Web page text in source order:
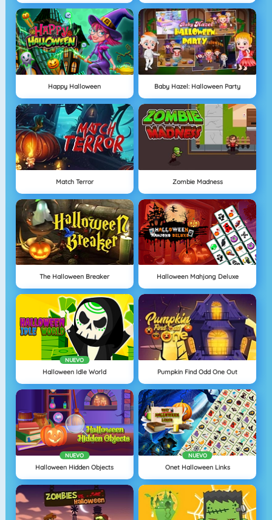
Happy Halloween Baby Hazel: Halloween Party
Match Terror Zombie Madness
The Halloween Breaker Halloween Mahjong Deluxe
NUEVO
Halloween Idle World Pumpkin Find Odd One Out
NUEVO
Halloween Hidden Objects
NUEVO
Onet Halloween Links